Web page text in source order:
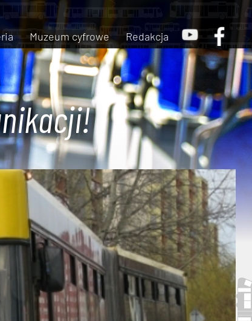
Muzeum cyfrowe Redakcja